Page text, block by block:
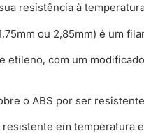
resistência à
ou 2,85mm) é um
etileno, com um
o ABS por ser
resistente em